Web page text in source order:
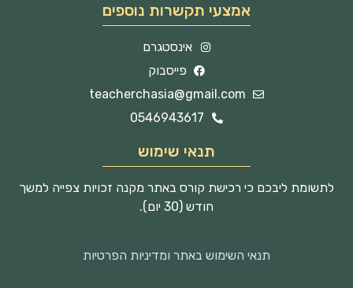
אמצעי תקשרות נוספים
אינסטגרם
פייסבוק
teacherchasia@gmail.com
0546943617
תנאי שימוש
לתשומת ליבכם כי רכישת קורס באתר מקנה זכויות צפייה למשך
חודש (30 יום).
תנאי השימוש באתר ומדיניות הפרטיות